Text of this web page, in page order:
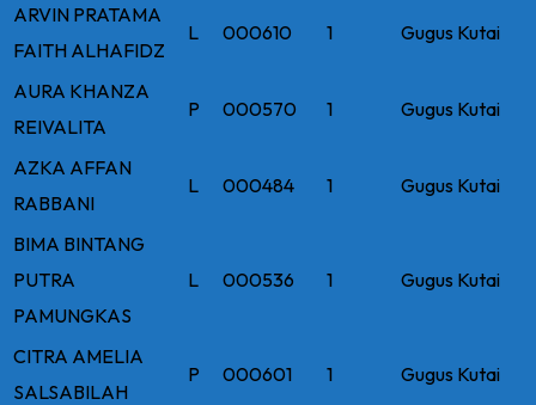
ARVIN PRATAMA
FAITH ALHAFIDZ
L 000610 1 Gugus Kutai
AURA KHANZA
REIVALITA
P 000570 1 Gugus Kutai
AZKA AFFAN
RABBANI
L 000484 1 Gugus Kutai
BIMA BINTANG
PUTRA
PAMUNGKAS
L 000536 1 Gugus Kutai
CITRA AMELIA
SALSABILAH
P 000601 1 Gugus Kutai